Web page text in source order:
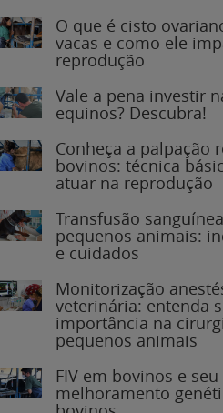
O que é cisto
vacas e como ele
reprodução
Vale a pena investir
equinos? Descubra!
Conheça a palpação
bovinos: técnica
atuar na reprodução
Transfusão sanguínea
pequenos animais:
e cuidados
Monitorização
veterinária: entenda
importância na
pequenos animais
FIV em bovinos e seu
melhoramento
bovinos